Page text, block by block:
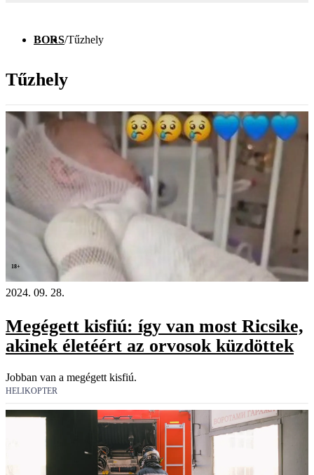
BORS/Tűzhely
Tűzhely
18+
2024. 09. 28.
Megégett kisfiú: így van most Ricsike,
akinek életéért az orvosok küzdöttek
Jobban van a megégett kisfiú.
HELIKOPTER